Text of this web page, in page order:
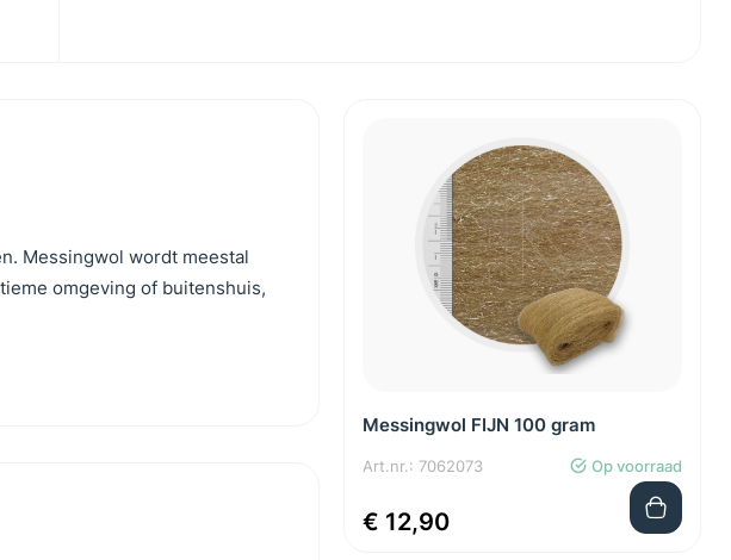
Messingwol wordt meestal
omgeving of buitenshuis,
Messingwol FIJN 100 gram
Art.nr.: 7062073 Op voorraad
€ 12,90